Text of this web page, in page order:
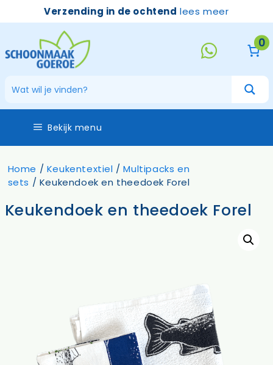
Verzending in de ochtend lees meer
0
Bekijk menu
Home / Keukentextiel /Multipacks en
sets / Keukendoek en theedoek Forel
Keukendoek en theedoek Forel